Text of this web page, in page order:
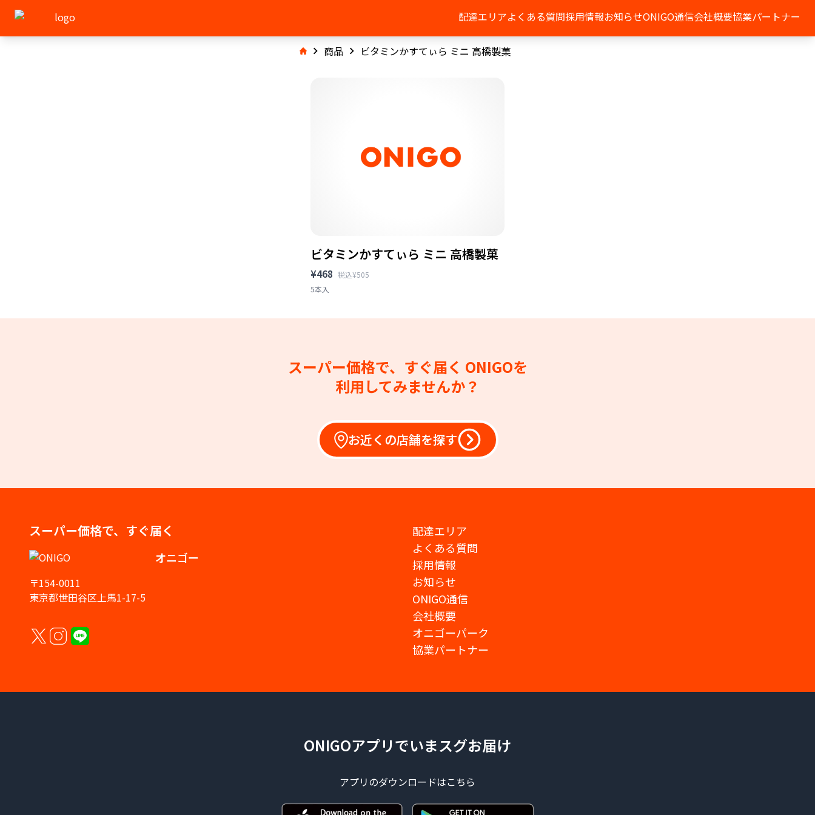
配達エリアよくある質問採用情報お知らせONIGO通信会社概要協業パートナー
商品 ビタミンかすてぃら ミニ 高橋製菓
ビタミンかすてぃら ミニ 高橋製菓
¥468 税込¥505
5本入
スーパー価格で、すぐ届く ONIGOを
利用してみませんか？
お近くの店舗を探す
スーパー価格で、すぐ届く
オニゴー
〒154-0011
東京都世田谷区上馬1-17-5
配達エリア
よくある質問
採用情報
お知らせ
ONIGO通信
会社概要
オニゴーパーク
協業パートナー
ONIGOアプリでいまスグお届け
アプリのダウンロードはこちら